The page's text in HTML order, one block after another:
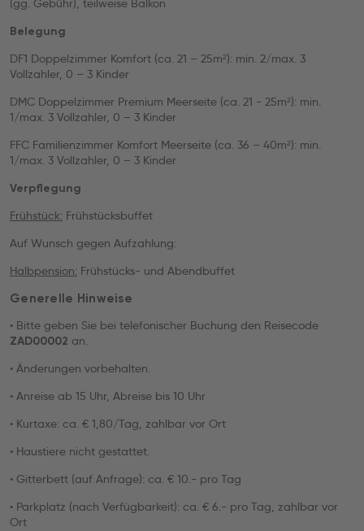
(gg. Gebühr), teilweise Balkon
Belegung
DF1 Doppelzimmer Komfort (ca. 21 – 25m²): min. 2/max. 3
Vollzahler, 0 – 3 Kinder
DMC Doppelzimmer Premium Meerseite (ca. 21 - 25m²): min.
1/max. 3 Vollzahler, 0 – 3 Kinder
FFC Familienzimmer Komfort Meerseite (ca. 36 – 40m²): min.
1/max. 3 Vollzahler, 0 – 3 Kinder
Verpflegung
Frühstück: Frühstücksbuffet
Auf Wunsch gegen Aufzahlung:
Halbpension: Frühstücks- und Abendbuffet
Generelle Hinweise
• Bitte geben Sie bei telefonischer Buchung den Reisecode
ZAD00002 an.
• Änderungen vorbehalten.
• Anreise ab 15 Uhr, Abreise bis 10 Uhr
• Kurtaxe: ca. € 1,80/Tag, zahlbar vor Ort
• Haustiere nicht gestattet.
• Gitterbett (auf Anfrage): ca. € 10.- pro Tag
• Parkplatz (nach Verfügbarkeit): ca. € 6.- pro Tag, zahlbar vor
Ort